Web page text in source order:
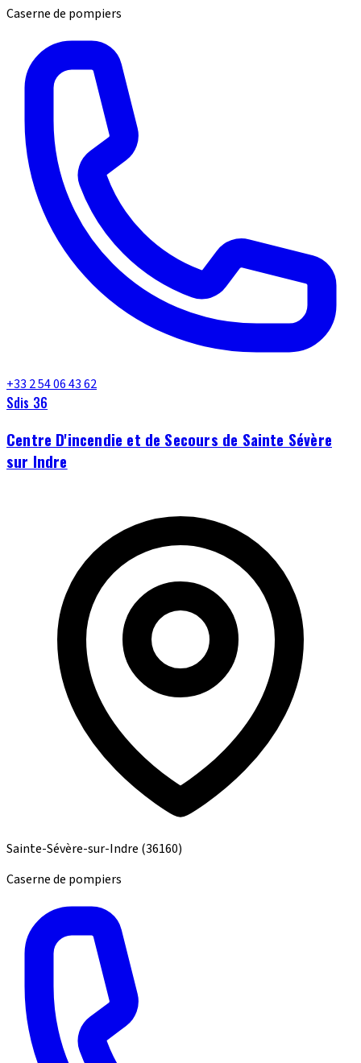
Caserne de pompiers
+33 2 54 06 43 62
Sdis 36
Centre D'incendie et de Secours de Sainte Sévère
sur Indre
Sainte-Sévère-sur-Indre (36160)
Caserne de pompiers